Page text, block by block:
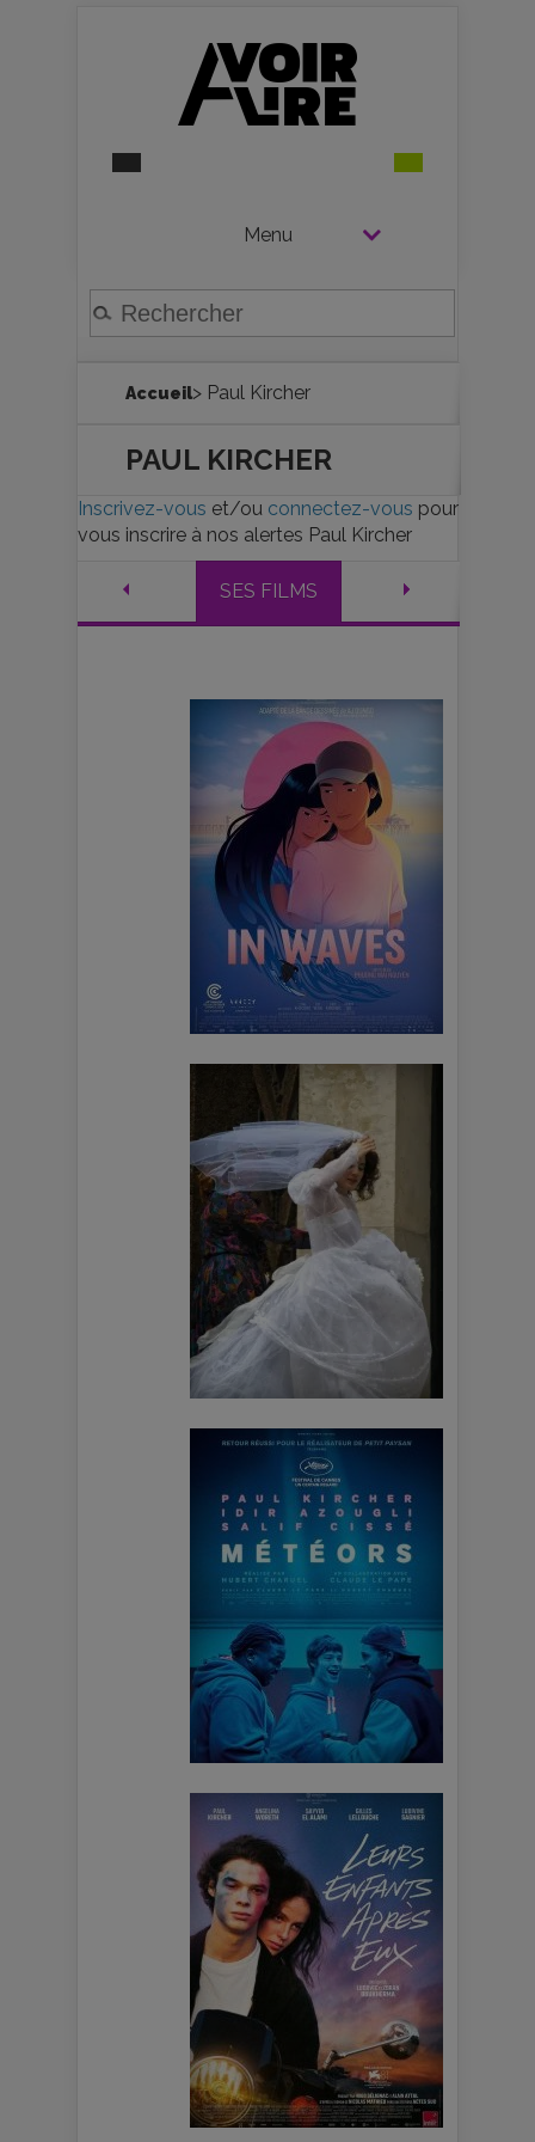
Menu
Accueil> Paul Kircher
PAUL KIRCHER
Inscrivez-vous et/ou connectez-vous pour
vous inscrire à nos alertes Paul Kircher
SES FILMS